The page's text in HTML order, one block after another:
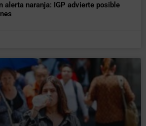
alerta naranja: IGP advierte posible